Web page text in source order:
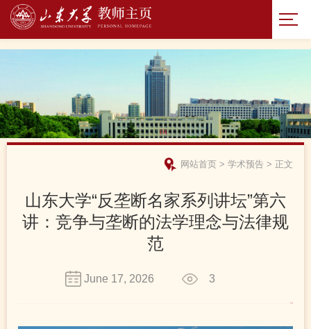
网站首页 > 学术预告 > 正文
山东大学“反垄断名家系列讲坛”第六
讲：竞争与垄断的法学理念与法律规
范
June 17, 2026 3